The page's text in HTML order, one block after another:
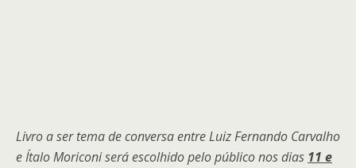
Livro a ser tema de conversa entre Luiz Fernando Carvalho
e Ítalo Moriconi será escolhido pelo público nos dias 11 e